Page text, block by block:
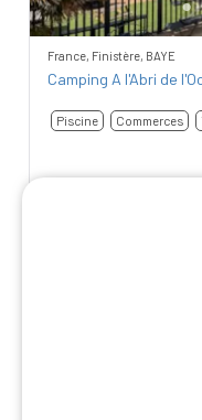
France, Finistère, BAYE
Camping A l'Abri de
Piscine Commerces